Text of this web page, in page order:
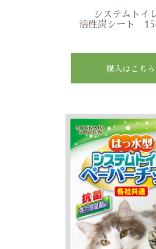
システムトイ
活性炭シート 15
購入はこちら